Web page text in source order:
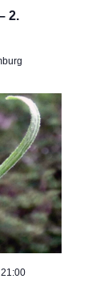
2.
21:00